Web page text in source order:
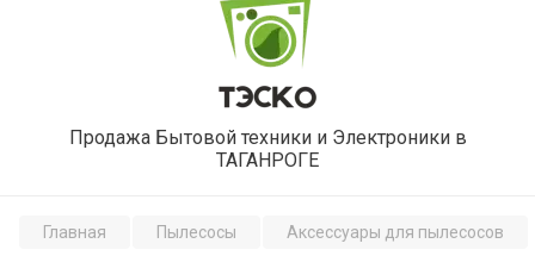
Продажа Бытовой техники и Электроники в
ТАГАНРОГЕ
Главная Пылесосы Аксессуары для пылесосов